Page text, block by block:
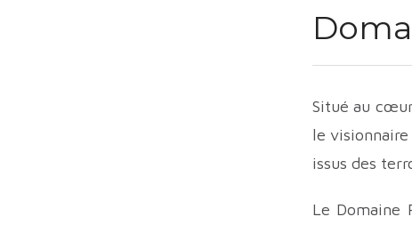
Situé au
le
issus des
Le Domaine